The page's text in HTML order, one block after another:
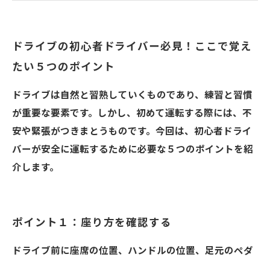
さいたま市の当教習所
ドライブの初心者ドライバー必見！ここで覚え
たい５つのポイント
ドライブは自然と習熟していくものであり、練習と習慣
が重要な要素です。しかし、初めて運転する際には、不
安や緊張がつきまとうものです。今回は、初心者ドライ
バーが安全に運転するために必要な５つのポイントを紹
介します。
ポイント１：座り方を確認する
ドライブ前に座席の位置、ハンドルの位置、足元のペダ